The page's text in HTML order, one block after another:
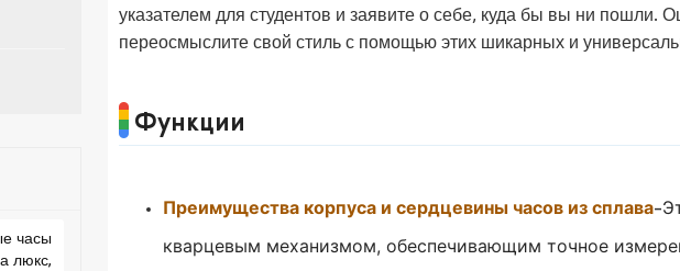
часы
люкс,
указателем для студентов и заявите о себе, куда бы вы ни пошли.
переосмыслите свой стиль с помощью этих шикарных и
Функции
Преимущества корпуса и сердцевины часов из сплава-
кварцевым механизмом, обеспечивающим точное